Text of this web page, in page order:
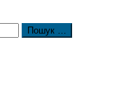
Пошук …